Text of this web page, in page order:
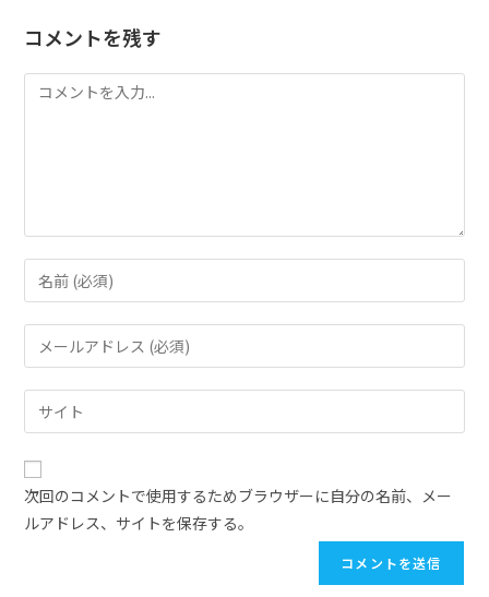
コメントを残す
次回のコメントで使用するためブラウザーに自分の名前、メー
ルアドレス、サイトを保存する。